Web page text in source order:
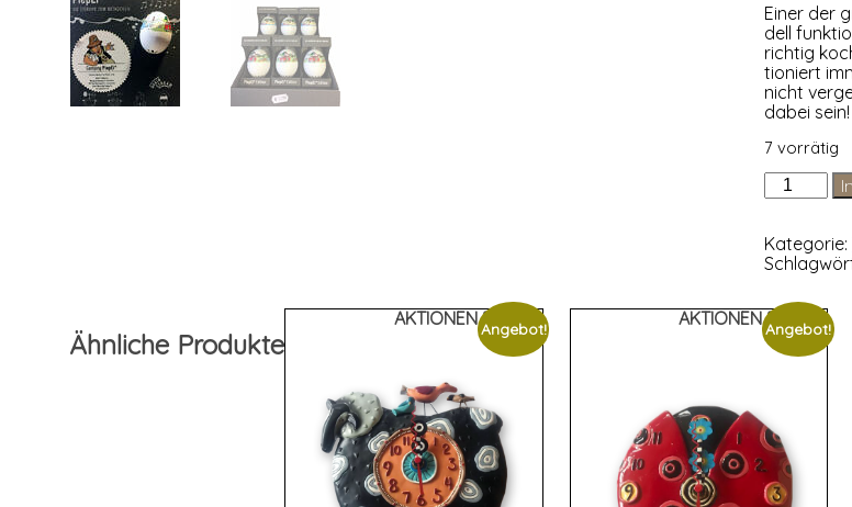
Einer der
dell
rich­tig
tio­niert
nicht
dabei sein!
7 vorrätig
Camping
PiepEi®-
Eieruhr
zum
Mitkochen
Menge
Kategorie:
Ähnliche Produkte
AKTIONEN %%%
Angebot! AKTIONEN %%%
Angebot!